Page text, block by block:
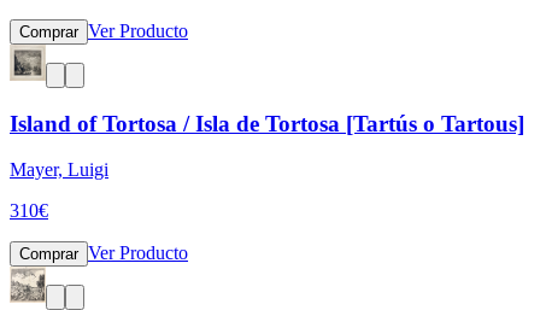
Comprar Ver Producto
Island of Tortosa / Isla de Tortosa [Tartús o Tartous]
Mayer, Luigi
310€
Comprar Ver Producto